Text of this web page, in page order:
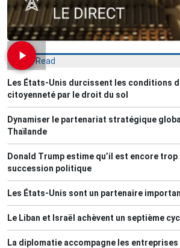
Most Read
Les États-Unis durcissent les conditions
citoyenneté par le droit du sol
Dynamiser le partenariat stratégique
Thaïlande
Donald Trump estime qu’il est encore
succession politique
Les États-Unis sont un partenaire
Le Liban et Israël achèvent un septième
La diplomatie accompagne les